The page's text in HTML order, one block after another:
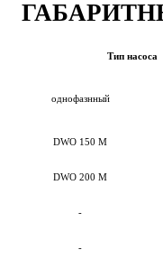
Тип насоса
однофазнный
DWO 150 M
DWO 200 M
-
-